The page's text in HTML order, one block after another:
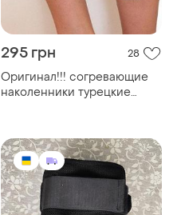
295 грн 28
Оригинал!!! согревающие
наколенники турецкие